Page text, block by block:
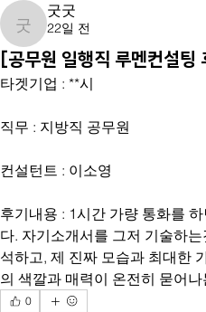
굿굿
굿굿
22일 전
[공무원 일행직 루멘컨설팅
타겟기업 : **시
직무 : 지방직 공무원
컨설턴트 : 이소영
후기내용 : 1시간 가량 통화를
다. 자기소개서를 그저 기술하
석하고, 제 진짜 모습과 최대한
의 색깔과 매력이 온전히 묻어
0